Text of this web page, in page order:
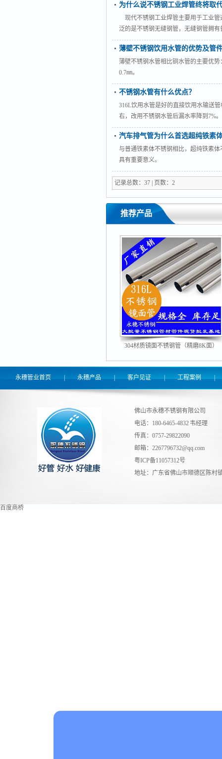
耐腐蚀。特点：美观、多采用薄壁以
为什么说不锈钢工业焊管终将取
现代不锈钢工业焊管主要用于工业
泛的是不锈钢无缝钢管，无缝钢管拥
无缝管，但是价格却比无缝管低很多
钢焊管：去除焊缝余高，内外壁表面
薄壁不锈钢饮用水管的优势及管
薄壁不锈钢水管相比铜水管的主要优
0.7㎜。
不锈钢水管有什么优点？
316L饮用水管是好的直接饮用水输送
右，改用不锈钢水管后漏水率降到7%
钢水管的通水性好，在流速高的情况
温性是铜管的24倍不锈钢水管的优点
汽车排气管为什么首选超纯铁素
与普通铁素体不锈钢相比，超纯铁素
具有重要意义。
记录总数：37 | 页数：2
推荐产品
304材质镜面不锈钢管（精磨8K面）
永穗管业首页 永穗产品 | 客户见证 | 工程案例 |
佛山市永穗不锈钢有限公司
电话：180-6465-4832 韦经理
传真：0757-29822090
邮箱：2267796732@qq.com
粤ICP备11057312号
地址：广东省佛山市顺德区陈
百度商桥